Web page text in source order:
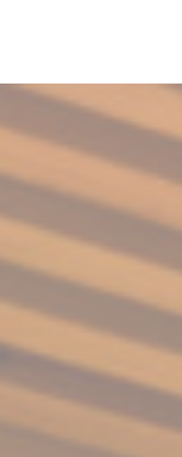
matière de cookies